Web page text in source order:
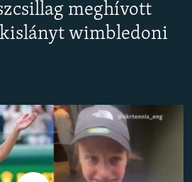
meghívott
wimbledoni